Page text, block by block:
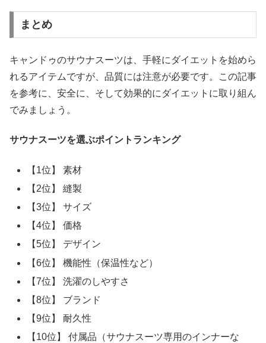
まとめ
キャンドゥのサウナスーツは、手軽にダイエットを始めら
れるアイテムですが、品質には注意が必要です。この記事
を参考に、安全に、そして効果的にダイエットに取り組ん
でみましょう。
サウナスーツを選ぶポイントランキング
【1位】 素材
【2位】 縫製
【3位】 サイズ
【4位】 価格
【5位】 デザイン
【6位】 機能性（保温性など）
【7位】 洗濯のしやすさ
【8位】 ブランド
【9位】 耐久性
【10位】 付属品（サウナスーツ専用のインナーな